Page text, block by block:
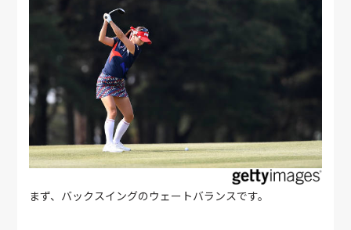
まず、バックスイングのウェートバランスです。